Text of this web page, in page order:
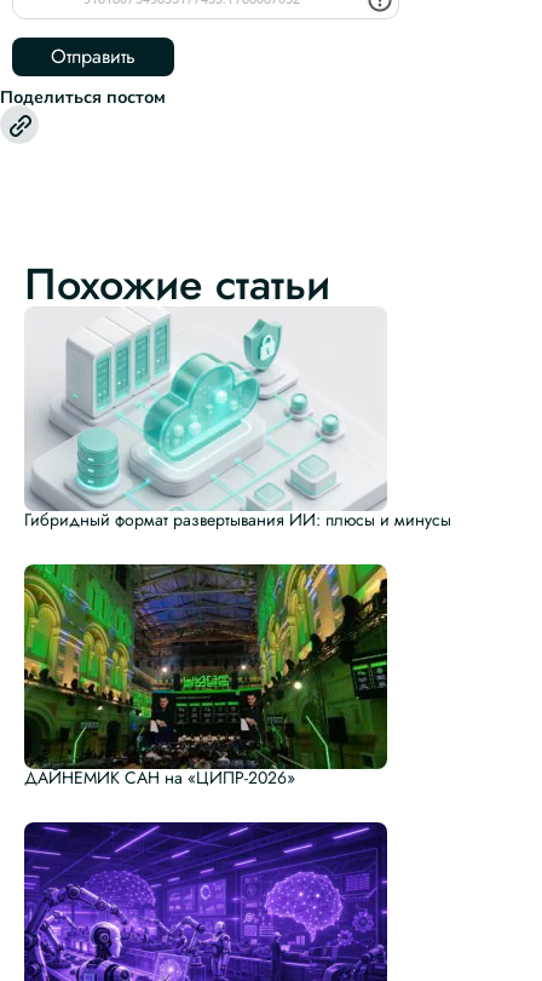
Поделиться постом
Похожие статьи
Гибридный формат развертывания ИИ: плюсы и минусы
ДАЙНЕМИК САН на «ЦИПР-2026»